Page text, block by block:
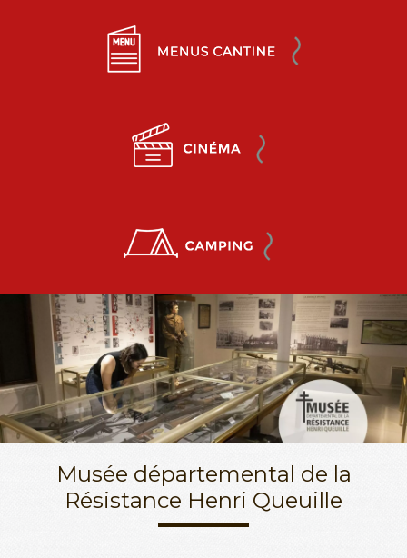
Musée départemental de la
Résistance Henri Queuille